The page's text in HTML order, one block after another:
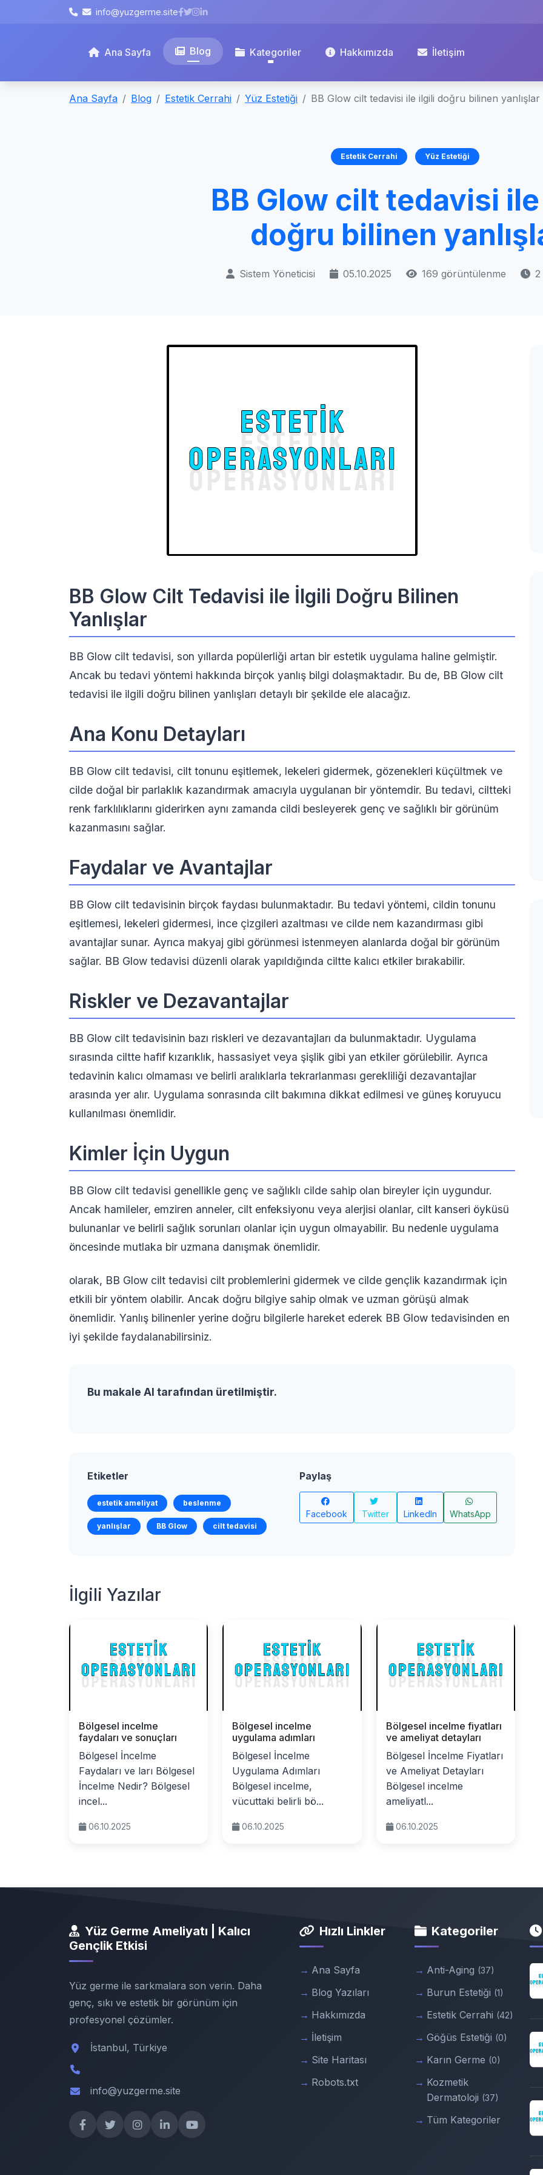
info@yuzgerme.site
Ana Sayfa Blog Kategoriler Hakkımızda İletişim
Ana Sayfa Blog Estetik Cerrahi Yüz Estetiği BB Glow cilt tedavisi ile ilgili doğru bilinen yanlışlar
Estetik Cerrahi Yüz Estetiği
BB Glow cilt tedavisi
doğru bilinen
Sistem Yöneticisi 05.10.2025 169 görüntülenme 2
BB Glow Cilt Tedavisi ile İlgili Doğru Bilinen
Yanlışlar
BB Glow cilt tedavisi, son yıllarda popülerliği artan bir estetik uygulama haline gelmiştir.
Ancak bu tedavi yöntemi hakkında birçok yanlış bilgi dolaşmaktadır. Bu de, BB Glow cilt
tedavisi ile ilgili doğru bilinen yanlışları detaylı bir şekilde ele alacağız.
Ana Konu Detayları
BB Glow cilt tedavisi, cilt tonunu eşitlemek, lekeleri gidermek, gözenekleri küçültmek ve
cilde doğal bir parlaklık kazandırmak amacıyla uygulanan bir yöntemdir. Bu tedavi, ciltteki
renk farklılıklarını giderirken aynı zamanda cildi besleyerek genç ve sağlıklı bir görünüm
kazanmasını sağlar.
Faydalar ve Avantajlar
BB Glow cilt tedavisinin birçok faydası bulunmaktadır. Bu tedavi yöntemi, cildin tonunu
eşitlemesi, lekeleri gidermesi, ince çizgileri azaltması ve cilde nem kazandırması gibi
avantajlar sunar. Ayrıca makyaj gibi görünmesi istenmeyen alanlarda doğal bir görünüm
sağlar. BB Glow tedavisi düzenli olarak yapıldığında ciltte kalıcı etkiler bırakabilir.
Riskler ve Dezavantajlar
BB Glow cilt tedavisinin bazı riskleri ve dezavantajları da bulunmaktadır. Uygulama
sırasında ciltte hafif kızarıklık, hassasiyet veya şişlik gibi yan etkiler görülebilir. Ayrıca
tedavinin kalıcı olmaması ve belirli aralıklarla tekrarlanması gerekliliği dezavantajlar
arasında yer alır. Uygulama sonrasında cilt bakımına dikkat edilmesi ve güneş koruyucu
kullanılması önemlidir.
Kimler İçin Uygun
BB Glow cilt tedavisi genellikle genç ve sağlıklı cilde sahip olan bireyler için uygundur.
Ancak hamileler, emziren anneler, cilt enfeksiyonu veya alerjisi olanlar, cilt kanseri öyküsü
bulunanlar ve belirli sağlık sorunları olanlar için uygun olmayabilir. Bu nedenle uygulama
öncesinde mutlaka bir uzmana danışmak önemlidir.
olarak, BB Glow cilt tedavisi cilt problemlerini gidermek ve cilde gençlik kazandırmak için
etkili bir yöntem olabilir. Ancak doğru bilgiye sahip olmak ve uzman görüşü almak
önemlidir. Yanlış bilinenler yerine doğru bilgilerle hareket ederek BB Glow tedavisinden en
iyi şekilde faydalanabilirsiniz.
Bu makale AI tarafından üretilmiştir.
Etiketler
estetik ameliyat beslenme
yanlışlar BB Glow cilt tedavisi
Paylaş
Facebook Twitter LinkedIn WhatsApp
İlgili Yazılar
Bölgesel incelme
faydaları ve sonuçları
Bölgesel İncelme
Faydaları ve ları Bölgesel
İncelme Nedir? Bölgesel
incel...
06.10.2025
Bölgesel incelme
uygulama adımları
Bölgesel İncelme
Uygulama Adımları
Bölgesel incelme,
vücuttaki belirli bö...
06.10.2025
Bölgesel incelme fiyatları
ve ameliyat detayları
Bölgesel İncelme Fiyatları
ve Ameliyat Detayları
Bölgesel incelme
ameliyatl...
06.10.2025
Yüz Germe Ameliyatı | Kalıcı
Gençlik Etkisi
Yüz germe ile sarkmalara son verin. Daha
genç, sıkı ve estetik bir görünüm için
profesyonel çözümler.
İstanbul, Türkiye
info@yuzgerme.site
Hızlı Linkler
Ana Sayfa
Blog Yazıları
Hakkımızda
İletişim
Site Haritası
Robots.txt
Kategoriler
Anti-Aging (37)
Burun Estetiği (1)
Estetik Cerrahi (42)
Göğüs Estetiği (0)
Karın Germe (0)
Kozmetik
Dermatoloji (37)
Tüm Kategoriler